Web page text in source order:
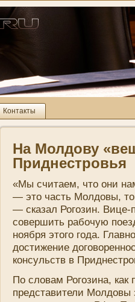
Контакты
На Молдову
Приднестровья
«Мы считаем, что они­
— это часть Молдовы,
— сказал Рогозин.
совершить рабочую
ноября этого года.
достижени­е
консульств в
По словам Рогозина,
представители Молдовы